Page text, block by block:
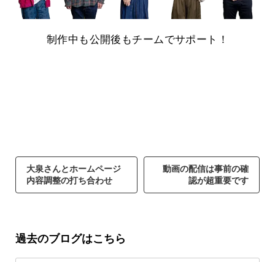
制作中も公開後もチームでサポート！
大泉さんとホームページ
内容調整の打ち合わせ
動画の配信は事前の確
認が超重要です
過去のブログはこちら